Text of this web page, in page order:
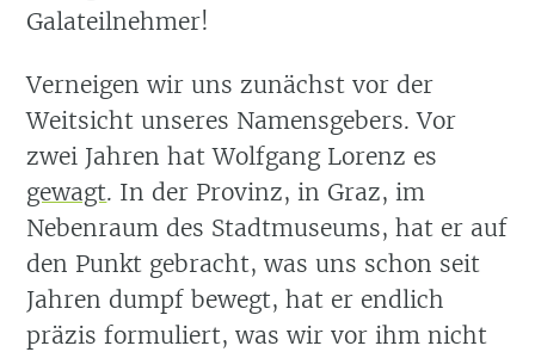
Galateilnehmer!
Verneigen wir uns zunächst vor der
Weitsicht unseres Namensgebers. Vor
zwei Jahren hat Wolfgang Lorenz es
gewagt. In der Provinz, in Graz, im
Nebenraum des Stadtmuseums, hat er auf
den Punkt gebracht, was uns schon seit
Jahren dumpf bewegt, hat er endlich
präzis formuliert, was wir vor ihm nicht